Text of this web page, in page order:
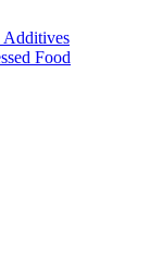
Additives
Food